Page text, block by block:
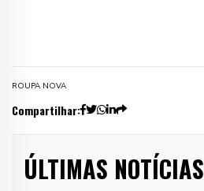
ROUPA NOVA
Compartilhar:
ÚLTIMAS NOTÍCIAS